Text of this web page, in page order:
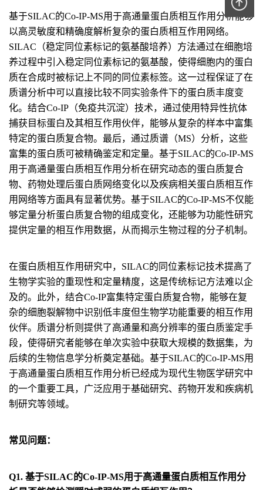
基于SILAC的Co-IP-MS用于高通量蛋白质相互作用分析能够
以高灵敏度和精确度解析复杂的蛋白质相互作用网络。
SILAC（稳定同位素标记的氨基酸培养）方法通过在细胞培
养过程中引入稳定同位素标记的氨基酸，使得细胞内的蛋白
质在合成时被标记上不同的同位素标签。这一过程保证了在
质谱分析中可以直接比较不同实验条件下的蛋白质丰度变
化。结合Co-IP（免疫共沉淀）技术，通过使用特异性抗体
捕获目标蛋白及其相互作用伙伴，能够从复杂的样本中富集
特定的蛋白质复合物。最后，通过质谱（MS）分析，这些
富集的蛋白质可被精确鉴定和定量。基于SILAC的Co-IP-MS
用于高通量蛋白质相互作用分析在研究动态的蛋白质复合
物、药物处理后蛋白质网络变化以及疾病相关蛋白质相互作
用网络等方面具有显著优势。基于SILAC的Co-IP-MS不仅能
够定量分析蛋白质复合物的组成变化，还能够为功能性研究
提供定量的相互作用数据，从而揭示生物过程的分子机制。
在蛋白质相互作用研究中，SILAC的同位素标记技术提高了
生物学实验的重现性和定量精度，这是传统标记方法难以企
及的。此外，结合Co-IP富集特定蛋白质复合物，能够在复
杂的细胞裂解物中识别低丰度但生物学功能重要的相互作用
伙伴。质谱分析则提供了高通量和高分辨率的蛋白质鉴定手
段，使得研究者能够在单次实验中获取大规模的数据集，为
后续的生物信息学分析奠定基础。基于SILAC的Co-IP-MS用
于高通量蛋白质相互作用分析已经成为现代生物医学研究中
的一个重要工具，广泛应用于基础研究、药物开发和疾病机
制研究等领域。
常见问题：
Q1. 基于SILAC的Co-IP-MS用于高通量蛋白质相互作用分